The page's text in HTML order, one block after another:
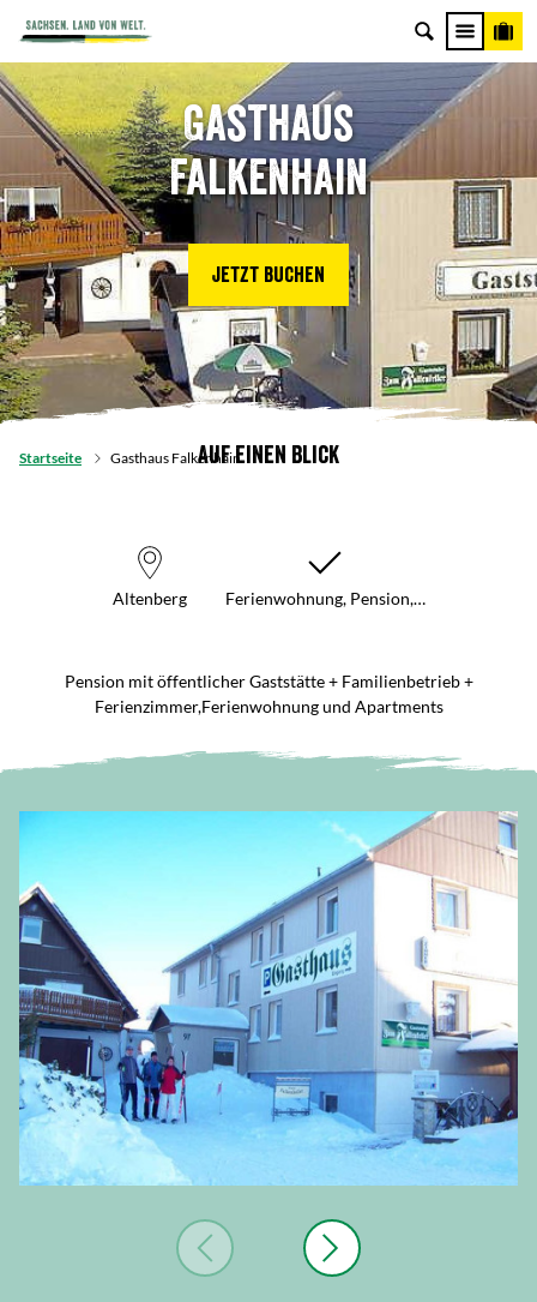
Gasthaus
Falkenhain
Jetzt buchen
Startseite Gasthaus FalkenhainAuf einen Blick
Altenberg Ferienwohnung, Pension,…
Pension mit öffentlicher Gaststätte + Familienbetrieb +
Ferienzimmer,Ferienwohnung und Apartments